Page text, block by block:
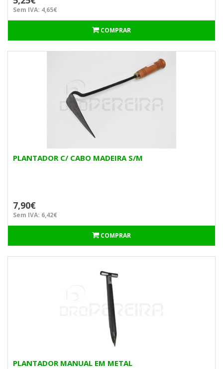
Sem IVA: 4,65€
COMPRAR
PLANTADOR C/ CABO MADEIRA S/M
7,90€
Sem IVA: 6,42€
COMPRAR
PLANTADOR MANUAL EM METAL